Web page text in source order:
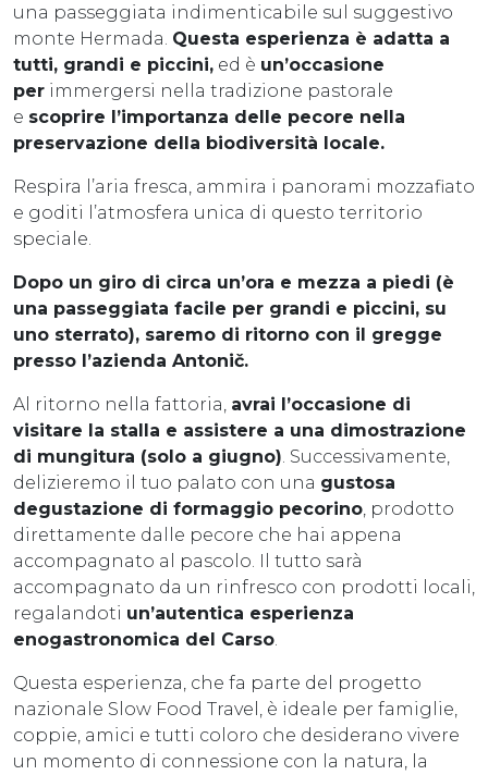
una passeggiata indimenticabile sul suggestivo
monte Hermada. Questa esperienza è adatta a
tutti, grandi e piccini, ed è un’occasione
per immergersi nella tradizione pastorale
e scoprire l’importanza delle pecore nella
preservazione della biodiversità locale.
Respira l’aria fresca, ammira i panorami mozzafiato
e goditi l’atmosfera unica di questo territorio
speciale.
Dopo un giro di circa un’ora e mezza a piedi (è
una passeggiata facile per grandi e piccini, su
uno sterrato), saremo di ritorno con il gregge
presso l’azienda Antonič.
Al ritorno nella fattoria, avrai l’occasione di
visitare la stalla e assistere a una dimostrazione
di mungitura (solo a giugno) . Successivamente,
delizieremo il tuo palato con una gustosa
degustazione di formaggio pecorino , prodotto
direttamente dalle pecore che hai appena
accompagnato al pascolo. Il tutto sarà
accompagnato da un rinfresco con prodotti locali,
regalandoti un’autentica esperienza
enogastronomica del Carso
Questa esperienza, che fa parte del progetto
nazionale Slow Food Travel, è ideale per famiglie,
coppie, amici e tutti coloro che desiderano vivere
un momento di connessione con la natura, la